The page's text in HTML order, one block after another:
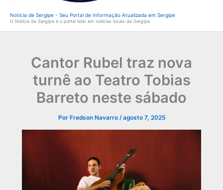
Notícia de Sergipe - Seu Portal de Informação Atualizada em Sergipe
O Notícia de Sergipe é o portal líder em notícias locais de Sergipe
Cantor Rubel traz nova
turnê ao Teatro Tobias
Barreto neste sábado
Por Fredson Navarro /agosto 7, 2025